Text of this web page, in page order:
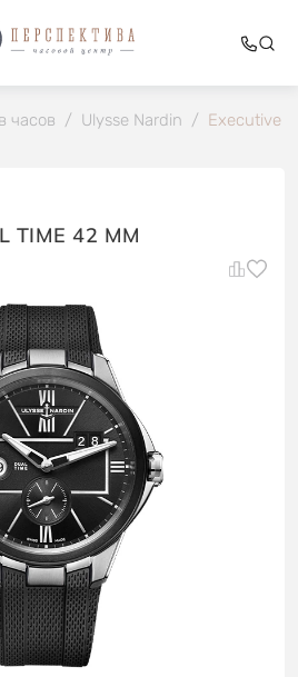
часов / Ulysse Nardin / Executive
TIME 42 MM